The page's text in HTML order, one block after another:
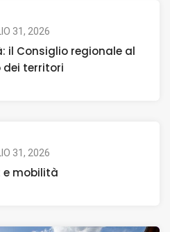
31, 2026
il Consiglio regionale al
dei territori
31, 2026
e mobilità